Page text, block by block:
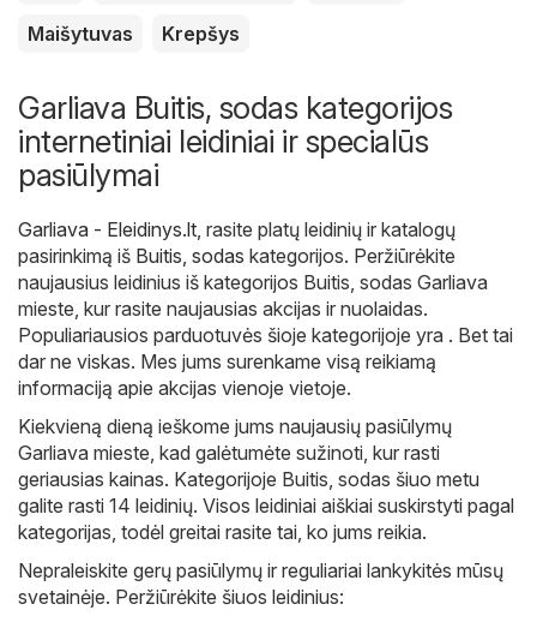
Maišytuvas
Krepšys
Garliava Buitis, sodas kategorijos
internetiniai leidiniai ir specialūs
pasiūlymai
Garliava - Eleidinys.lt, rasite platų leidinių ir katalogų
pasirinkimą iš Buitis, sodas kategorijos. Peržiūrėkite
naujausius leidinius iš kategorijos Buitis, sodas Garliava
mieste, kur rasite naujausias akcijas ir nuolaidas.
Populiariausios parduotuvės šioje kategorijoje yra . Bet tai
dar ne viskas. Mes jums surenkame visą reikiamą
informaciją apie akcijas vienoje vietoje.
Kiekvieną dieną ieškome jums naujausių pasiūlymų
Garliava mieste, kad galėtumėte sužinoti, kur rasti
geriausias kainas. Kategorijoje Buitis, sodas šiuo metu
galite rasti 14 leidinių. Visos leidiniai aiškiai suskirstyti pagal
kategorijas, todėl greitai rasite tai, ko jums reikia.
Nepraleiskite gerų pasiūlymų ir reguliariai lankykitės mūsų
svetainėje. Peržiūrėkite šiuos leidinius: